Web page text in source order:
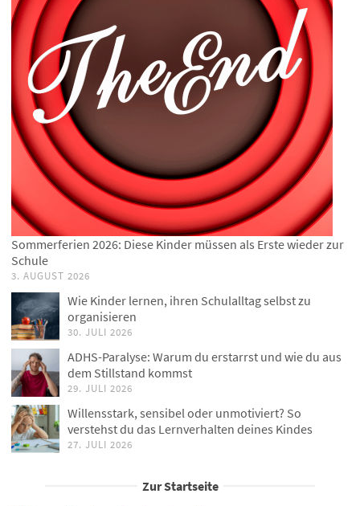
Sommerferien 2026: Diese Kinder müssen als Erste wieder zur
Schule
3. AUGUST 2026
Wie Kinder lernen, ihren Schulalltag selbst zu
organisieren
30. JULI 2026
ADHS-Paralyse: Warum du erstarrst und wie du aus
dem Stillstand kommst
29. JULI 2026
Willensstark, sensibel oder unmotiviert? So
verstehst du das Lernverhalten deines Kindes
27. JULI 2026
Zur Startseite